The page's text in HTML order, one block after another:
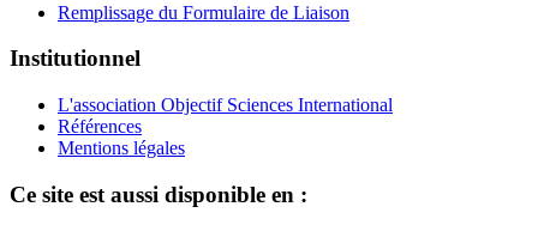
Remplissage du Formulaire de Liaison
Institutionnel
L'association Objectif Sciences International
Références
Mentions légales
Ce site est aussi disponible en :